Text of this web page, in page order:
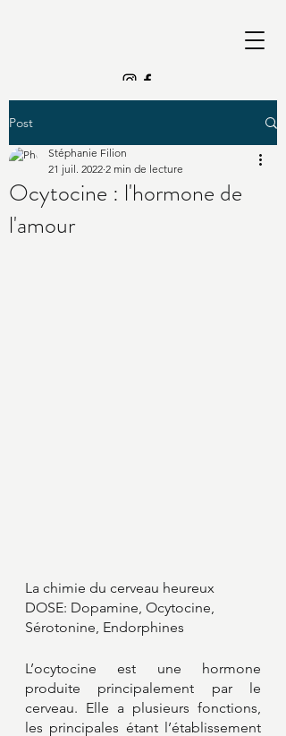
Post
Ocytocine : l'hormone de
l'amour
Stéphanie Filion
21 juil. 2022 2 min de lecture
La chimie du cerveau heureux
DOSE: Dopamine, Ocytocine,
Sérotonine, Endorphines
L’ocytocine est une hormone
produite principalement par le
cerveau. Elle a plusieurs fonctions,
les principales étant l’établissement